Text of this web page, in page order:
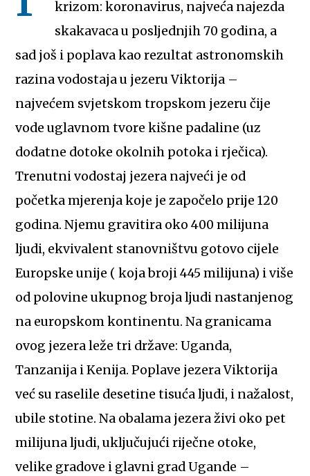
krizom: koronavirus, najveća najezda
skakavaca u posljednjih 70 godina, a
sad još i poplava kao rezultat astronomskih
razina vodostaja u jezeru Viktorija –
najvećem svjetskom tropskom jezeru čije
vode uglavnom tvore kišne padaline (uz
dodatne dotoke okolnih potoka i rječica).
Trenutni vodostaj jezera najveći je od
početka mjerenja koje je započelo prije 120
godina. Njemu gravitira oko 400 milijuna
ljudi, ekvivalent stanovništvu gotovo cijele
Europske unije ( koja broji 445 milijuna) i više
od polovine ukupnog broja ljudi nastanjenog
na europskom kontinentu. Na granicama
ovog jezera leže tri države: Uganda,
Tanzanija i Kenija. Poplave jezera Viktorija
već su raselile desetine tisuća ljudi, i nažalost,
ubile stotine. Na obalama jezera živi oko pet
milijuna ljudi, uključujući riječne otoke,
velike gradove i glavni grad Ugande –